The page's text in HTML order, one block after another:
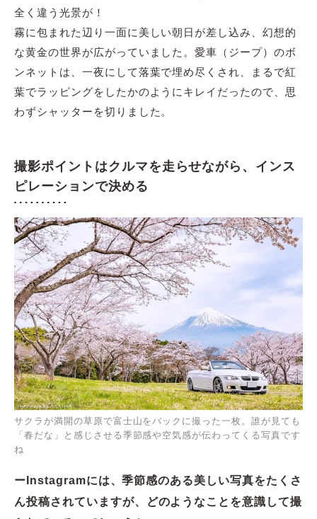
全く違う光景が！
霧に包まれた辺り一面に美しい朝日が差し込み、幻想的
な黄金の世界が広がっていました。愛車（ジープ）のボ
ンネットは、一夜にして落葉で埋め尽くされ、まるで紅
葉でラッピングをしたかのようにキレイだったので、思
わずシャッターを切りました。
撮影ポイントはクルマを走らせながら、インス
ピレーションで決める
サクラが満開の草原で富士山をバックに撮った一枚。誰が見ても
「春だな」と感じさせる季節感や空気感が伝わってくる写真です
ね
ーInstagramには、季節感のある美しい写真をたくさ
ん投稿されていますが、どのようなことを意識して撮